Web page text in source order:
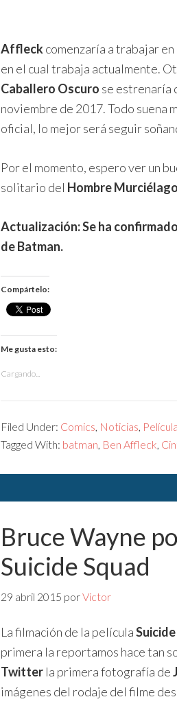
Affleckcomenzaría a trabajar
en el cual trabaja actualmente.
Caballero Oscuro se estrenaría
noviembre de 2017. Todo suena
oficial, lo mejor será seguir
Por el momento, espero ver un
solitario del Hombre
Actualización: Se ha
de Batman.
Compártelo:
Me gusta esto:
Cargando...
Filed Under: Comics Noticias
Tagged With: batman Ben Affleck
Bruce Wayne
Suicide Squad
29 abril 2015 porVictor
La filmación de la película
primera la reportamos hace tan
Twitter la primera fotografía de
imágenes del rodaje del filme